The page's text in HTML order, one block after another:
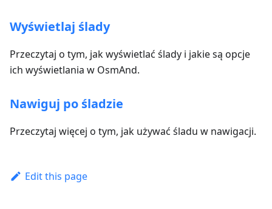
Wyświetlaj ślady
Przeczytaj o tym, jak wyświetlać ślady i jakie są opcje
ich wyświetlania w OsmAnd.
Nawiguj po śladzie
Przeczytaj więcej o tym, jak używać śladu w nawigacji.
Edit this page